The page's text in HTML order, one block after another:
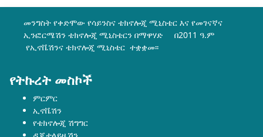
መንግስት የቀድሞው የሳይንስና ቴክኖሎጂ ሚኒስቴር እና የመገናኛና
ኢንፎርሜሽን ቴክኖሎጂ ሚኒስቴርን በማዋሃድ በ2011 ዓ.ም
የኢኖቬሽንና ቴክኖሎጂ ሚኒስቴር ተቋቋመ፡፡
የትኩረት መስኮች
ምርምር
ኢኖቬሽን
የቴክኖሎጂ ሽግግር